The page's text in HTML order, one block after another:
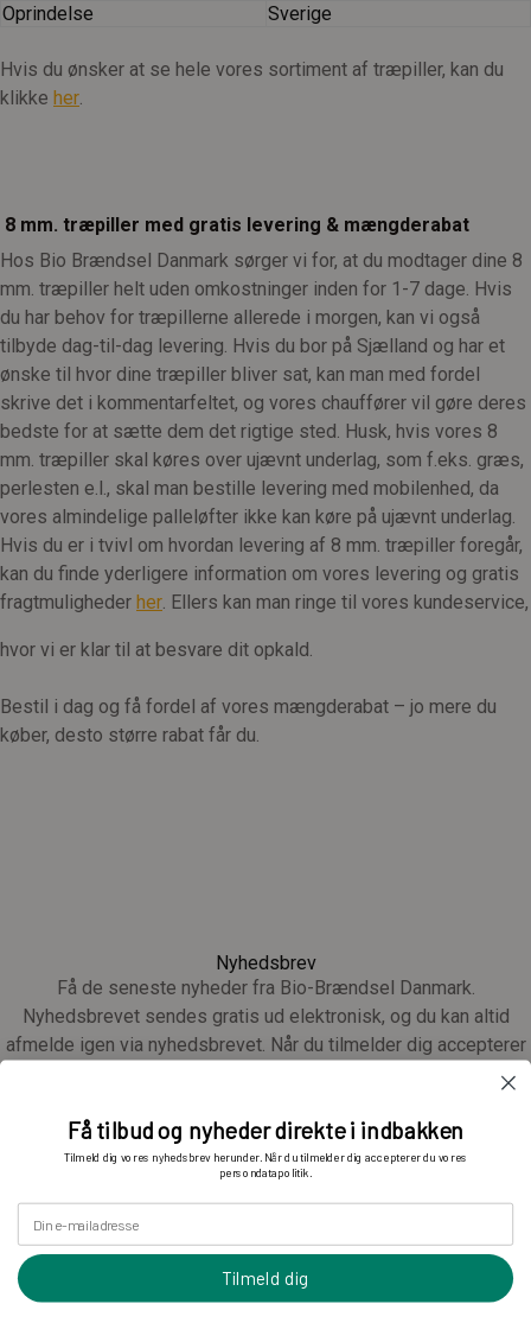
Oprindelse
Sverige
Hvis du ønsker at se hele vores sortiment af træpiller, kan du
klikke her.
8 mm. træpiller med gratis levering & mængderabat
Hos Bio Brændsel Danmark sørger vi for, at du modtager dine 8
mm. træpiller helt uden omkostninger inden for 1-7 dage. Hvis
du har behov for træpillerne allerede i morgen, kan vi også
tilbyde dag-til-dag levering. Hvis du bor på Sjælland og har et
ønske til hvor dine træpiller bliver sat, kan man med fordel
skrive det i kommentarfeltet, og vores chauffører vil gøre deres
bedste for at sætte dem det rigtige sted. Husk, hvis vores 8
mm. træpiller skal køres over ujævnt underlag, som f.eks. græs,
perlesten e.l., skal man bestille levering med mobilenhed, da
vores almindelige palleløfter ikke kan køre på ujævnt underlag.
Hvis du er i tvivl om hvordan levering af 8 mm. træpiller foregår,
kan du finde yderligere information om vores levering og gratis
fragtmuligheder her. Ellers kan man ringe til vores kundeservice,
hvor vi er klar til at besvare dit opkald.
Bestil i dag og få fordel af vores mængderabat – jo mere du
køber, desto større rabat får du.
Nyhedsbrev
Få de seneste nyheder fra Bio-Brændsel Danmark.
Nyhedsbrevet sendes gratis ud elektronisk, og du kan altid
afmelde igen via nyhedsbrevet. Når du tilmelder dig accepterer
Din e-mail adresse
Få tilbud og nyheder direkte i indbakken
Tilmeld dig vores nyhedsbrev herunder. Når du tilmelder dig accepterer du vores
persondatapolitik.
Tilmeld dig